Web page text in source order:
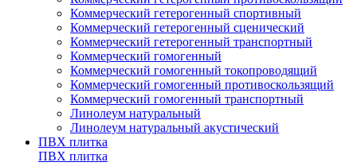
Коммерческий гетерогенный спортивный
Коммерческий гетерогенный сценический
Коммерческий гетерогенный транспортный
Коммерческий гомогенный
Коммерческий гомогенный токопроводящий
Коммерческий гомогенный противоскользящий
Коммерческий гомогенный транспортный
Линолеум натуральный
Линолеум натуральный акустический
ПВХ плитка
ПВХ плитка